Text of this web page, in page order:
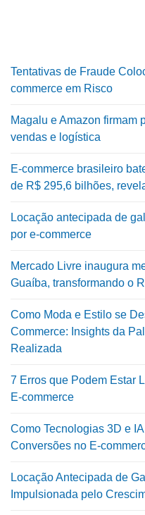
Tentativas de Fraude
commerce em Risco
Magalu e Amazon firmam
vendas e logística
E-commerce brasileiro
de R$ 295,6 bilhões,
Locação antecipada de
por e-commerce
Mercado Livre inaugura
Guaíba, transformando o
Como Moda e Estilo se
Commerce: Insights da
Realizada
7 Erros que Podem Estar
E-commerce
Como Tecnologias 3D e
Conversões no E-
Locação Antecipada de
Impulsionada pelo